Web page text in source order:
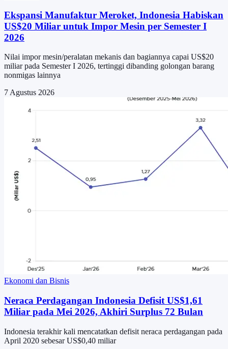
Ekspansi Manufaktur Meroket, Indonesia Habiskan
US$20 Miliar untuk Impor Mesin per Semester I
2026
Nilai impor mesin/peralatan mekanis dan bagiannya capai US$20
miliar pada Semester I 2026, tertinggi dibanding golongan barang
nonmigas lainnya
7 Agustus 2026
Ekonomi dan Bisnis
Neraca Perdagangan Indonesia Defisit US$1,61
Miliar pada Mei 2026, Akhiri Surplus 72 Bulan
Indonesia terakhir kali mencatatkan defisit neraca perdagangan pada
April 2020 sebesar US$0,40 miliar